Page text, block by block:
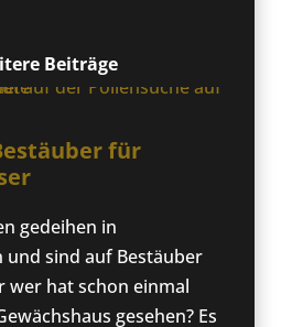
Beiträge
für
gedeihen in
und sind auf Bestäuber
wer hat schon einmal
gesehen? Es